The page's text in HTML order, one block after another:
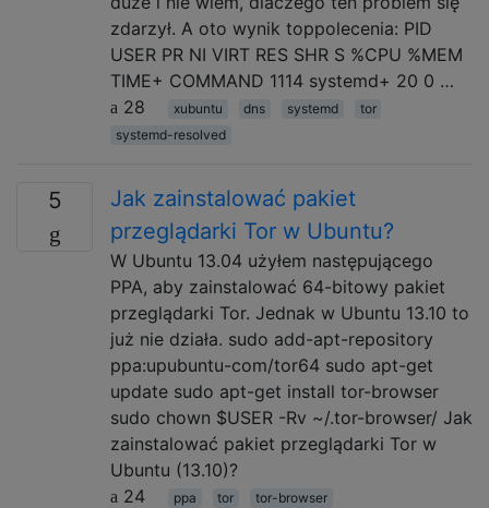
zdarzył. A oto wynik toppolecenia: PID
USER PR NI VIRT RES SHR S %CPU %MEM
TIME+ COMMAND 1114 systemd+ 20 0 …
28
xubuntu dns systemd
tor
systemd-resolved
5
Jak zainstalować pakiet
przeglądarki Tor w Ubuntu?
W Ubuntu 13.04 użyłem następującego
PPA, aby zainstalować 64-bitowy pakiet
przeglądarki Tor. Jednak w Ubuntu 13.10 to
już nie działa. sudo add-apt-repository
ppa:upubuntu-com/tor64 sudo apt-get
update sudo apt-get install tor-browser
sudo chown $USER -Rv ~/.tor-browser/ Jak
zainstalować pakiet przeglądarki Tor w
Ubuntu (13.10)?
24
ppa tor tor-browser